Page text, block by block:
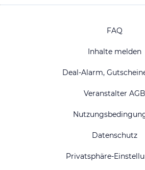
FAQ
Inhalte melden
Deal-Alarm,
Veranstalter AGB
Datenschutz
Privatsphäre-